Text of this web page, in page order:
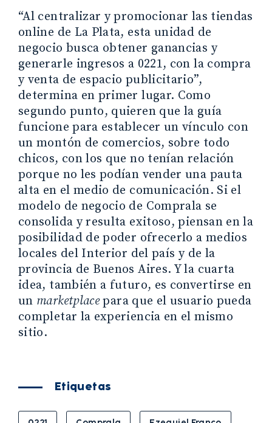
“Al centralizar y promocionar las tiendas
online de La Plata, esta unidad de
negocio busca obtener ganancias y
generarle ingresos a 0221, con la compra
y venta de espacio publicitario”,
determina en primer lugar. Como
segundo punto, quieren que la guía
funcione para establecer un vínculo con
un montón de comercios, sobre todo
chicos, con los que no tenían relación
porque no les podían vender una pauta
alta en el medio de comunicación. Si el
modelo de negocio de Comprala se
consolida y resulta exitoso, piensan en la
posibilidad de poder ofrecerlo a medios
locales del Interior del país y de la
provincia de Buenos Aires. Y la cuarta
idea, también a futuro, es convertirse en
un marketplacepara que el usuario pueda
completar la experiencia en el mismo
sitio.
Etiquetas